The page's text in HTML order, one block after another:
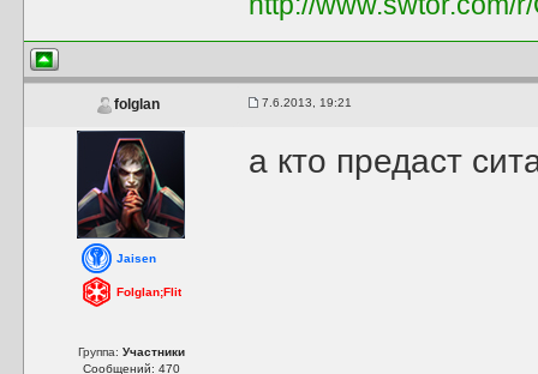
folglan 7.6.2013, 19:21
Jaisen
Folglan;Flit
Группа: Участники
Сообщений: 470
а кто предаст